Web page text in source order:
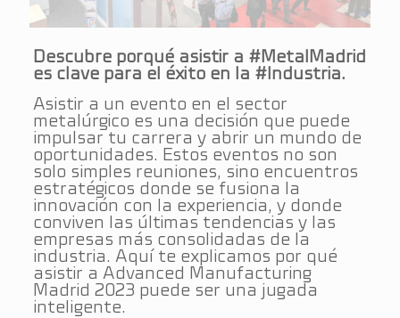
Descubre porqué asistir a #MetalMadrid
es clave para el éxito en la #Industria.
Asistir a un evento en el sector
metalúrgico es una decisión que puede
impulsar tu carrera y abrir un mundo de
oportunidades. Estos eventos no son
solo simples reuniones, sino encuentros
estratégicos donde se fusiona la
innovación con la experiencia, y donde
conviven las últimas tendencias y las
empresas más consolidadas de la
industria. Aquí te explicamos por qué
asistir a Advanced Manufacturing
Madrid 2023 puede ser una jugada
inteligente.